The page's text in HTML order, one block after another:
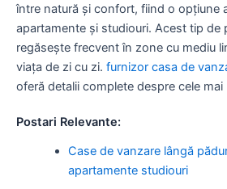
între natură și confort, fiind o opțiune
apartamente și studiouri. Acest tip de
regăsește frecvent în zone cu mediu
viața de zi cu zi. furnizor casa de
oferă detalii complete despre cele
Postari Relevante:
Case de vanzare lângă
apartamente studiouri